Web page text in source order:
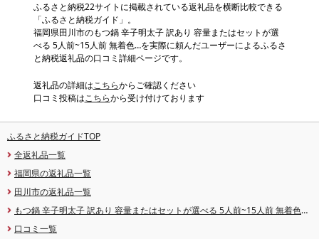
ふるさと納税22サイトに掲載されている返礼品を横断比較できる
「ふるさと納税ガイド」。
福岡県田川市のもつ鍋 辛子明太子 訳あり 容量またはセットが選
べる 5人前~15人前 無着色…を実際に頼んだユーザーによるふるさ
と納税返礼品の口コミ詳細ページです。
返礼品の詳細はこちらからご確認ください
口コミ投稿はこちらから受け付けております
ふるさと納税ガイドTOP
全返礼品一覧
福岡県の返礼品一覧
田川市の返礼品一覧
もつ鍋 辛子明太子 訳あり 容量またはセットが選べる 5人前~15人前 無着色辛
セット 切子 切れ子 バラコ 鍋セット 冷凍 CP2511HM
口コミ一覧